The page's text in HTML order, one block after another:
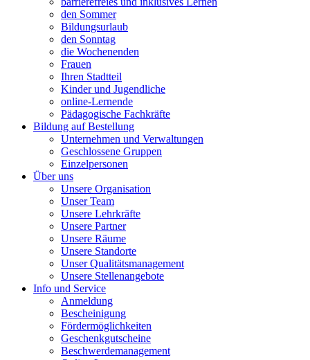
den Sommer
Bildungsurlaub
den Sonntag
die Wochenenden
Frauen
Ihren Stadtteil
Kinder und Jugendliche
online-Lernende
Pädagogische Fachkräfte
Bildung auf Bestellung
Unternehmen und Verwaltungen
Geschlossene Gruppen
Einzelpersonen
Über uns
Unsere Organisation
Unser Team
Unsere Lehrkräfte
Unsere Partner
Unsere Räume
Unsere Standorte
Unser Qualitätsmanagement
Unsere Stellenangebote
Info und Service
Anmeldung
Bescheinigung
Fördermöglichkeiten
Geschenkgutscheine
Beschwerdemanagement